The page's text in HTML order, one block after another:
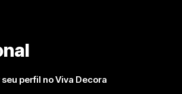
perfil no Viva Decora